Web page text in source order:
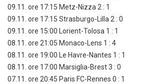
09.11. ore 17:15 Metz-Nizza 2 : 1
09.11. ore 17:15 Strasburgo-Lilla 2 : 0
09.11. ore 15:00 Lorient-Tolosa 1 : 1
08.11. ore 21:05 Monaco-Lens 1 : 4
08.11. ore 19:00 Le Havre-Nantes 1 : 1
08.11. ore 17:00 Marsiglia-Brest 3 : 0
07.11. ore 20:45 Paris FC-Rennes 0 : 1